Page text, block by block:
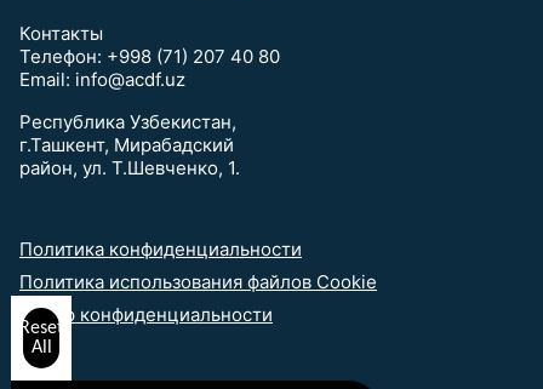
Контакты
Телефон: +998 (71) 207 40 80
Email: info@acdf.uz
Республика Узбекистан,
г.Ташкент, Мирабадский
район, ул. Т.Шевченко, 1.
Политика конфиденциальности
Политика использования файлов Cookie
выбор конфиденциальности
Reset
All